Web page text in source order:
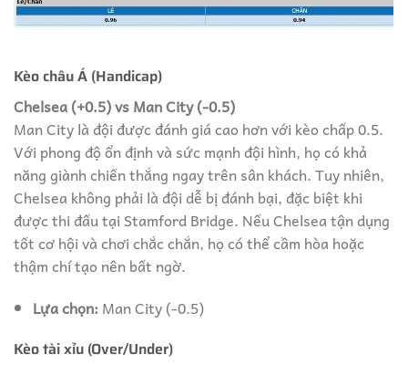
Kèo châu Á (Handicap)
Chelsea (+0.5) vs Man City (-0.5)
Man City là đội được đánh giá cao hơn với kèo chấp 0.5.
Với phong độ ổn định và sức mạnh đội hình, họ có khả
năng giành chiến thắng ngay trên sân khách. Tuy nhiên,
Chelsea không phải là đội dễ bị đánh bại, đặc biệt khi
được thi đấu tại Stamford Bridge. Nếu Chelsea tận dụng
tốt cơ hội và chơi chắc chắn, họ có thể cầm hòa hoặc
thậm chí tạo nên bất ngờ.
Lựa chọn: Man City (-0.5)
Kèo tài xỉu (Over/Under)